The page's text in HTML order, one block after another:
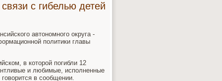
с гибелью детей
автономного округа -
политики главы
в которой погибли 12
и любимые, исполненные
в сообщении.